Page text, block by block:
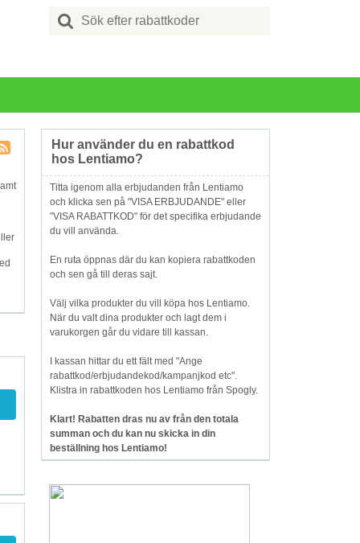
Search
for:
RSS
Hur använder du en rabattkod
hos Lentiamo?
Titta igenom alla erbjudanden från Lentiamo
och klicka sen på "VISA ERBJUDANDE" eller
"VISA RABATTKOD" för det specifika erbjudande
du vill använda.
En ruta öppnas där du kan kopiera rabattkoden
och sen gå till deras sajt.
Välj vilka produkter du vill köpa hos Lentiamo.
När du valt dina produkter och lagt dem i
varukorgen går du vidare till kassan.
I kassan hittar du ett fält med "Ange
rabattkod/erbjudandekod/kampanjkod etc".
Klistra in rabattkoden hos Lentiamo från Spogly.
Klart! Rabatten dras nu av från den totala
summan och du kan nu skicka in din
beställning hos Lentiamo!